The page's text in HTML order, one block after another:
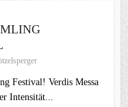
Festival! Verdis Messa
Intensität...